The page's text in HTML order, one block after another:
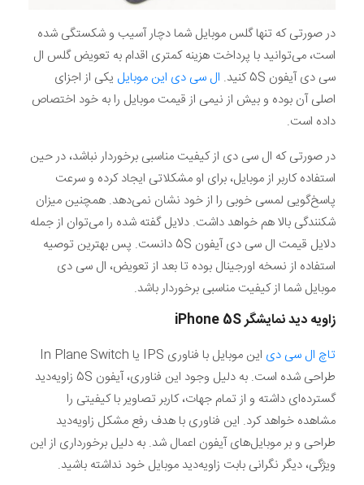
در صورتی که تنها گلس موبایل شما دچار آسیب و شکستگی شده
است، می‌توانید با پرداخت هزینه کمتری اقدام به تعویض گلس ال
سی دی آیفون 5S کنید.
ال سی دی این موبایل یکی از اجزای
اصلی آن بوده و بیش از نیمی از قیمت موبایل را به خود اختصاص
داده است.
در صورتی که ال سی دی از کیفیت مناسبی برخوردار نباشد، در حین
استفاده کاربر از موبایل، برای او مشکلاتی ایجاد کرده و سرعت
پاسخ‌گویی لمسی خوبی را از خود نشان نمی‌دهد. همچنین میزان
شکنندگی بالا هم خواهد داشت. دلایل گفته شده را می‌توان از جمله
دلایل قیمت ال سی دی آیفون 5S دانست. پس بهترین توصیه
استفاده از نسخه اورجینال بوده تا بعد از تعویض، ال سی دی
موبایل شما از کیفیت مناسبی برخوردار باشد.
زاویه ‌دید نمایشگر iPhone5S
تاچ ال ‌سی‌ دی
این موبایل با فناوری IPS یا In Plane Switch
طراحی شده است. به دلیل وجود این فناوری، آیفون 5S زاویه‌دید
گسترده‌ای داشته و از تمام جهات، کاربر تصاویر با کیفیتی را
مشاهده خواهد کرد. این فناوری با هدف رفع مشکل زاویه‌دید
طراحی و بر موبایل‌های آیفون اعمال شد. به دلیل برخورداری از این
ویژگی، دیگر نگرانی بابت زاویه‌دید موبایل خود نداشته باشید.